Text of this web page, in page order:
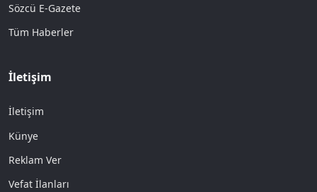
Sözcü E-Gazete
Tüm Haberler
İletişim
İletişim
Künye
Reklam Ver
Vefat İlanları